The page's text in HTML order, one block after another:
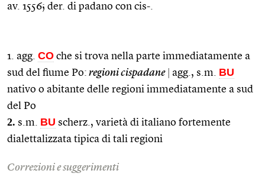
av. 1556; der. di padano con cis-.
1. agg. CO che si trova nella parte immediatamente a
sud del fiume Po: regioni cispadane agg., s.m. BU
nativo o abitante delle regioni immediatamente a sud
del Po
2. s.m. BU scherz., varietà di italiano fortemente
dialettalizzata tipica di tali regioni
Correzioni e suggerimenti